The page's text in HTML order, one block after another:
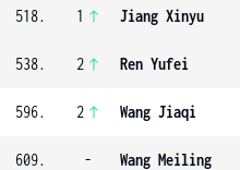
518. 1 Jiang Xinyu
538. 2 Ren Yufei
596. 2 Wang Jiaqi
609. - Wang Meiling